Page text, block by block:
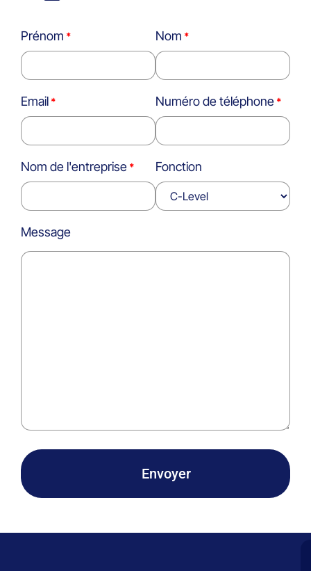
Prénom Nom
Email Numéro de téléphone
Nom de l'entreprise Fonction
Message
Envoyer